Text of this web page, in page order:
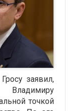
заявил,
точкой